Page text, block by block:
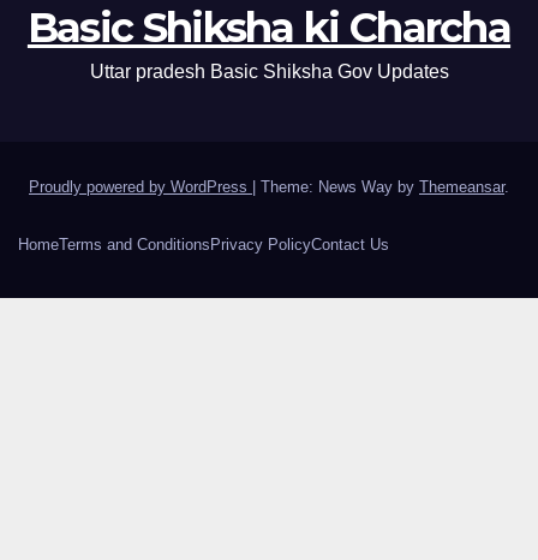
Basic Shiksha ki Charcha
Uttar pradesh Basic Shiksha Gov Updates
Proudly powered by WordPress | Theme: News Way by Themeansar.
HomeTerms and Conditions Privacy PolicyContact Us